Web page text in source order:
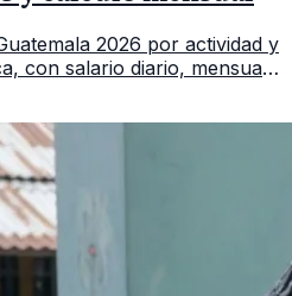
2026 por actividad y
con salario diario, mensual,